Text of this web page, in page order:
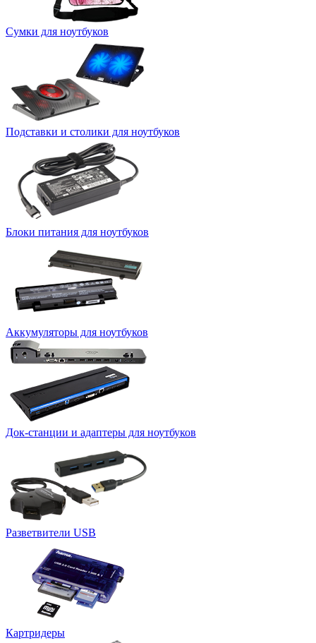
Сумки для ноутбуков
Подставки и столики для ноутбуков
Блоки питания для ноутбуков
Аккумуляторы для ноутбуков
Док-станции и адаптеры для ноутбуков
Разветвители USB
Картридеры